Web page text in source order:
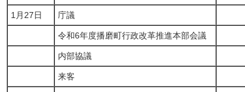
1月27日 庁議
令和6年度播磨町行政改革推進本部会議
内部協議
来客